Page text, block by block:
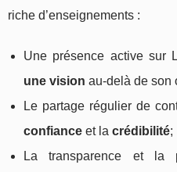
riche d’enseignements :
Une présence active sur
une vision au-delà de son
Le partage régulier de
confiance et la crédibilité;
La transparence et la